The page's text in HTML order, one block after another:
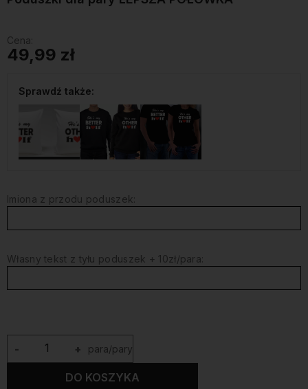
Cena:
49,99 zł
Sprawdź także:
Imiona z przodu poduszek:
Własny tekst z tyłu poduszek + 10zł/para:
+
- para/pary
DO KOSZYKA